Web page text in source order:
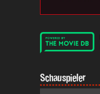
Schauspieler